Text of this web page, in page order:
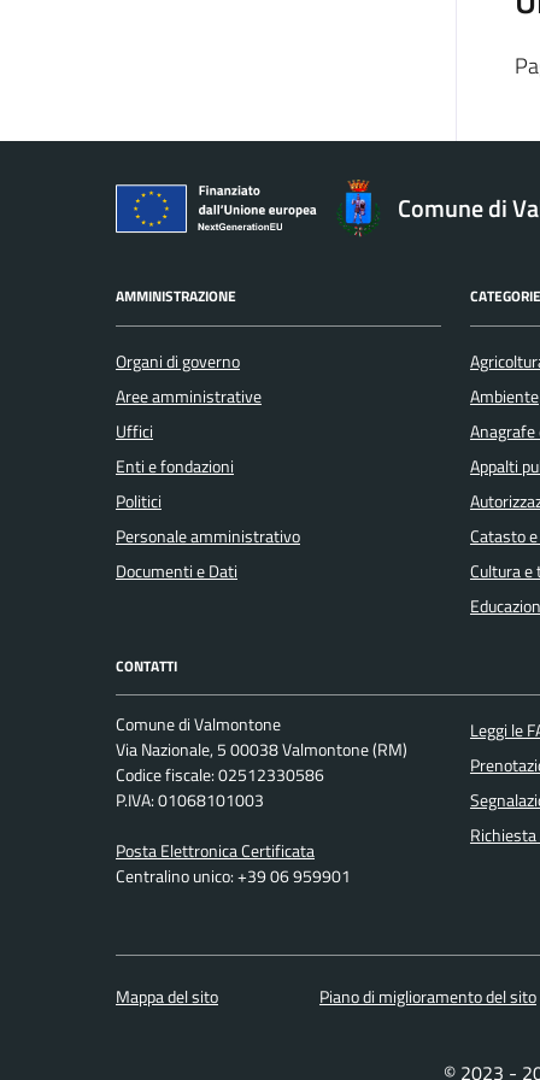
Comune di
AMMINISTRAZIONE
Organi di governo
Aree amministrative
Uffici
Enti e fondazioni
Politici
Personale amministrativo
Documenti e Dati
Ambiente
Appalti
Catasto
Cultura e
CONTATTI
Comune di Valmontone
Via Nazionale, 5 00038 Valmontone (RM)
Codice fiscale: 02512330586
P.IVA: 01068101003
Posta Elettronica Certificata
Centralino unico: +39 06 959901
Leggi le
Mappa del sito Piano di miglioramento del sito
© 2023 -